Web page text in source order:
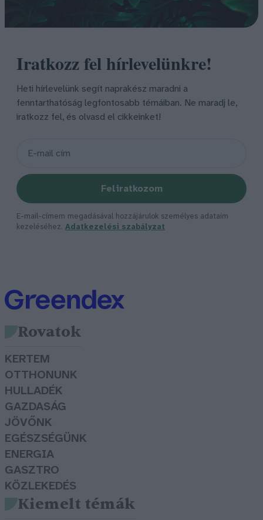
Iratkozz fel hírlevelünkre!
Heti hírlevelünk segít naprakész maradni a
fenntarthatóság legfontosabb témáiban. Ne maradj le,
iratkozz fel, és olvasd el cikkeinket!
Feliratkozom
E-mail-címem megadásával hozzájárulok személyes adataim
kezeléséhez. Adatkezelési szabályzat
Rovatok
KERTEM
OTTHONUNK
HULLADÉK
GAZDASÁG
JÖVŐNK
EGÉSZSÉGÜNK
ENERGIA
GASZTRO
KÖZLEKEDÉS
Kiemelt témák